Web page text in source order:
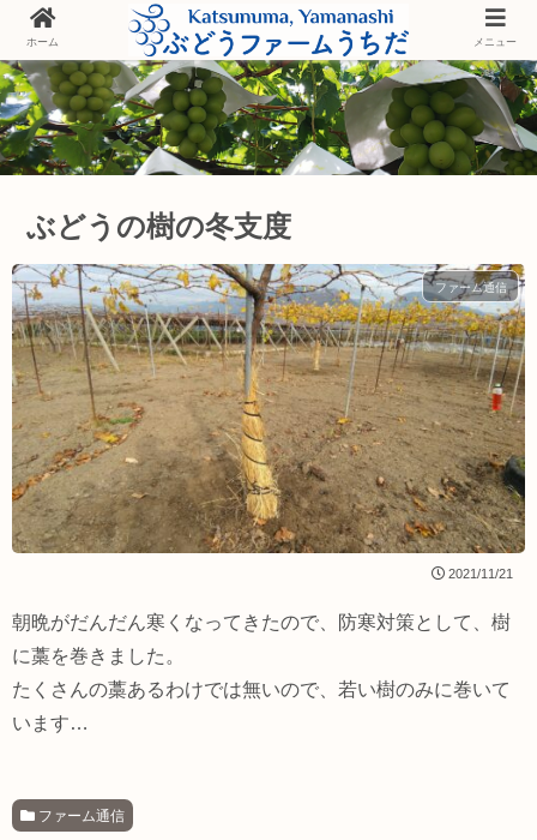
ぶどうの樹の冬支度
ファーム通信
2021/11/21
朝晩がだんだん寒くなってきたので、防寒対策として、樹
に藁を巻きました。
たくさんの藁あるわけでは無いので、若い樹のみに巻いて
います…
ファーム通信
ホーム メニュー